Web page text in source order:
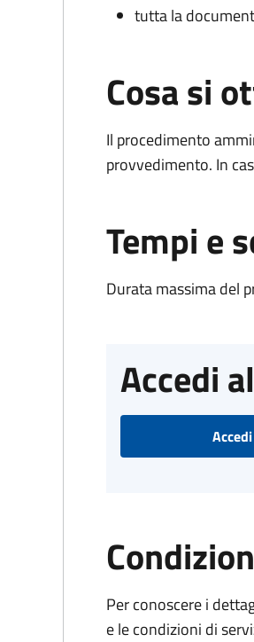
tutta la
Cosa si
Il procedimento
provvedimento. In
Tempi e
Durata massima del
Accedi
Per conoscere i
e le condizioni di